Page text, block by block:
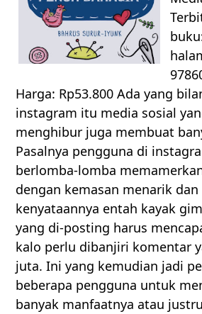
Harga: Rp53.800 Ada yang
instagram itu media sosial
menghibur juga membuat
Pasalnya pengguna di
berlomba-lomba
dengan kemasan menarik
kenyataannya entah kayak
yang di-posting harus
kalo perlu dibanjiri komentar
juta. Ini yang kemudian jadi
beberapa pengguna untuk
banyak manfaatnya atau